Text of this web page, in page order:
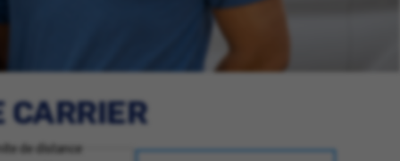
CARRIER
de distance